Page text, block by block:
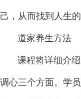
己，从而找到人生的
道家养生方法
课程将详细介
调心三个方面。学